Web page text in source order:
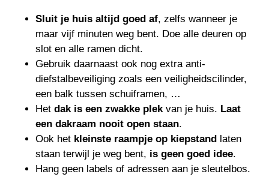
Sluit je huis altijd goed af, zelfs wanneer je
maar vijf minuten weg bent. Doe alle deuren op
slot en alle ramen dicht.
Gebruik daarnaast ook nog extra anti-
diefstalbeveiliging zoals een veiligheidscilinder,
een balk tussen schuiframen, …
Hetdak is een zwakke plek van je huis. Laat
een dakraam nooit open staan.
Ook het kleinste raampje op kiepstand laten
staan terwijl je weg bent, is geen goed idee.
Hang geen labels of adressen aan je sleutelbos.